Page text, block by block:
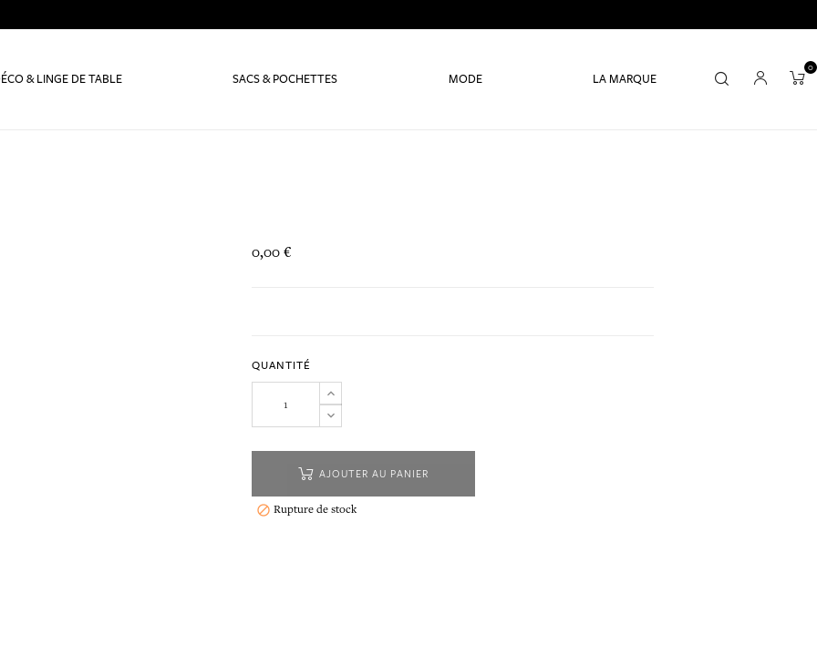
& LINGE DE TABLE SACS & POCHETTES MODE LA MARQUE
0
0,00 €
QUANTITÉ
AJOUTER AU PANIER
 Rupture de stock